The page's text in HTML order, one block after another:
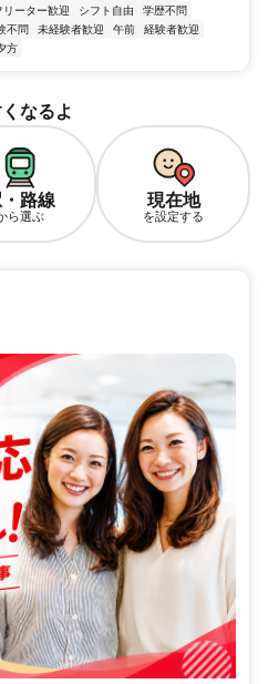
リーター歓迎 シフト自由
学歴不問
不問 未経験者歓迎 午前
経験者歓迎
方
なるよ
路線
ら選ぶ
現在地
を設定する